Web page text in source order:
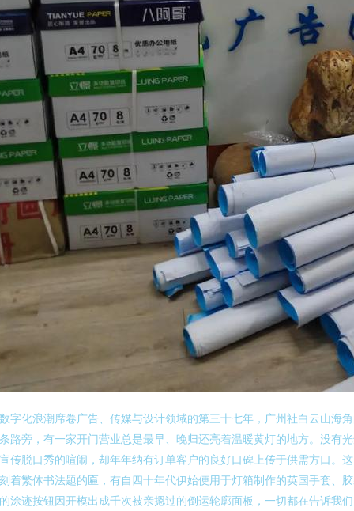
字化浪潮席卷广告、传媒与设计领域的第三十七年，广州社白云山海
路旁，有一家开门营业总是最早、晚归还亮着温暖黄灯的地方。没有
传脱口秀的喧闹，却年年纳有订单客户的良好口碑上传于供需方口。
着繁体书法题的匾，有自四十年代伊始便用于灯箱制作的英国手套、
涂迹按钮因开模出成千次被亲摁过的倒运轮廓面板，一切都在告诉我